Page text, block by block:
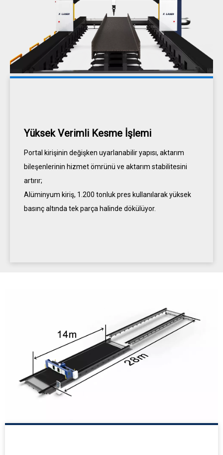
Yüksek Verimli Kesme İşlemi
Portal kirişinin değişken uyarlanabilir yapısı, aktarım
bileşenlerinin hizmet ömrünü ve aktarım stabilitesini
artırır;
Alüminyum kiriş, 1.200 tonluk pres kullanılarak yüksek
basınç altında tek parça halinde dökülüyor.